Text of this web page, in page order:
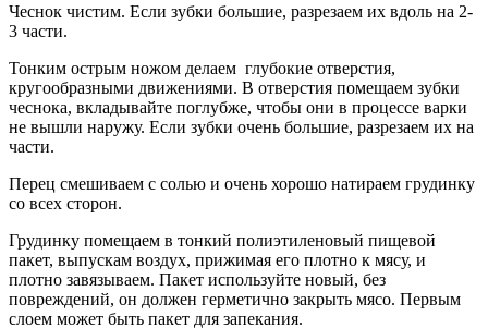
Чеснок чистим. Если зубки большие, разрезаем их вдоль на 2-
3 части.
Тонким острым ножом делаем глубокие отверстия,
кругообразными движениями. В отверстия помещаем зубки
чеснока, вкладывайте поглубже, чтобы они в процессе варки
не вышли наружу. Если зубки очень большие, разрезаем их на
части.
Перец смешиваем с солью и очень хорошо натираем грудинку
со всех сторон.
Грудинку помещаем в тонкий полиэтиленовый пищевой
пакет, выпускам воздух, прижимая его плотно к мясу, и
плотно завязываем. Пакет используйте новый, без
повреждений, он должен герметично закрыть мясо. Первым
слоем может быть пакет для запекания.